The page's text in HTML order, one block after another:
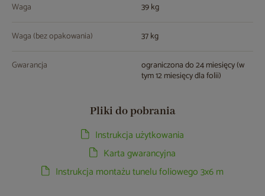
Waga 39 kg
Waga (bez opakowania) 37 kg
Gwarancja ograniczona do 24 miesięcy (w
tym 12 miesięcy dla folii)
Pliki do pobrania
Instrukcja użytkowania
Karta gwarancyjna
Instrukcja montażu tunelu foliowego 3x6 m